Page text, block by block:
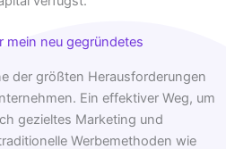
mein neu gegründetes
der größten Herausforderungen
Ein effektiver Weg, um
gezieltes Marketing und
Werbemethoden wie